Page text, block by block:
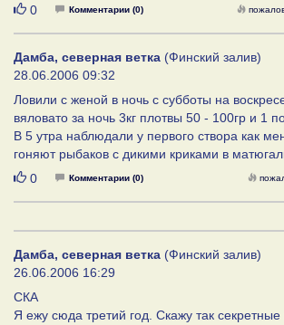
Нравится
0 Комментарии (0)
Дамба, северная ветка (Финский залив)
28.06.2006 09:32
Ловили с женой в ночь с субботы на
вяловато за ночь 3кг плотвы 50 - 100гр и 1
В 5 утра наблюдали у первого створа как
гоняют рыбаков с дикими криками в
Нравится
0 Комментарии (0)
Дамба, северная ветка (Финский залив)
26.06.2006 16:29
СКА
Я ежу сюда третий год. Скажу так